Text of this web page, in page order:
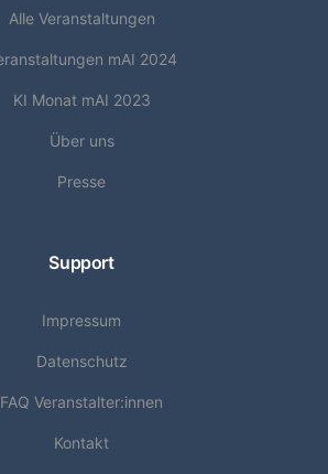
Alle Veranstaltungen
mAI 2024
KI Monat mAI 2023
Über uns
Presse
Support
Impressum
Datenschutz
FAQ Veranstalter:innen
Kontakt